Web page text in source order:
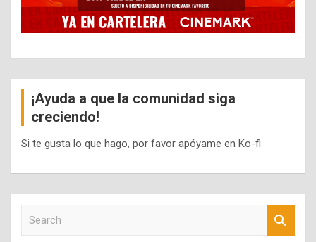
¡Ayuda a que la comunidad siga
creciendo!
Si te gusta lo que hago, por favor apóyame en Ko-fi